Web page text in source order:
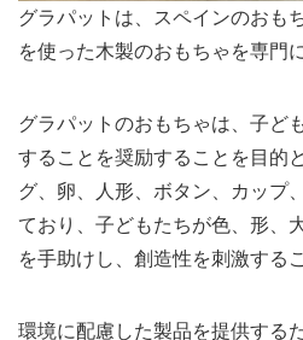
グラパットは、スペインのおも
を使った木製のおもちゃを専門
グラパットのおもちゃは、子ど
することを奨励することを目的
グ、卵、人形、ボタン、カップ
ており、子どもたちが色、形、
を手助けし、創造性を刺激する
環境に配慮した製品を提供する